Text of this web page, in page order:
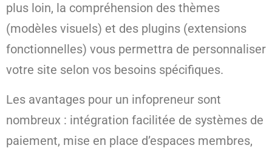
plus loin, la compréhension des thèmes
(modèles visuels) et des plugins (extensions
fonctionnelles) vous permettra de personnaliser
votre site selon vos besoins spécifiques.
Les avantages pour un infopreneur sont
nombreux : intégration facilitée de systèmes de
paiement, mise en place d’espaces membres,